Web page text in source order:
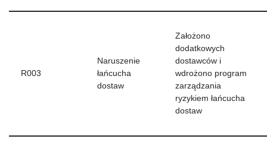
R003
Naruszenie
łańcucha
dostaw
Założono
dodatkowych
dostawców i
wdrożono program
zarządzania
ryzykiem łańcucha
dostaw